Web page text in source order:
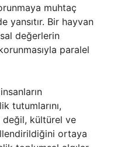
muhtaç
yansıtır. Bir hayvan
değerlerin
paralel
tutumlarını,
değil, kültürel ve
ortaya